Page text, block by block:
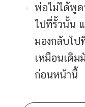
พ่อไม่ได้พูด
ไปที่รั้วนั้น
มองกลับไป
เหมือนเดิม
ก่อนหน้านี้